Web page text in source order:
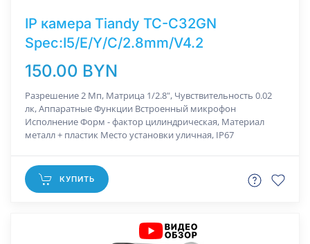
IP камера Tiandy TC-C32GN
Spec:I5/E/Y/C/2.8mm/V4.2
150.00 BYN
Разрешение 2 Мп, Матрица 1/2.8", Чувствительность 0.02
лк, Аппаратные Функции Встроенный микрофон
Исполнение Форм - фактор цилиндрическая, Материал
металл + пластик Место установки уличная, IP67
КУПИТЬ